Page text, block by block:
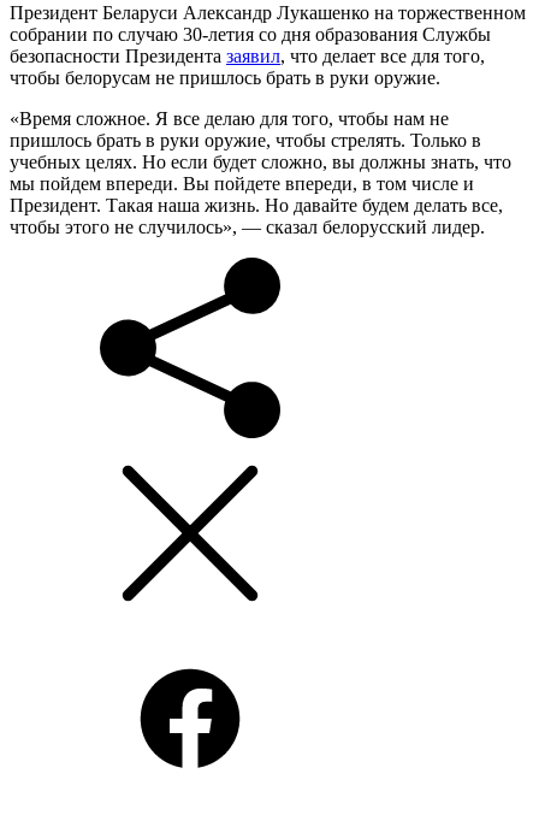
Президент Беларуси Александр Лукашенко на торжественном
собрании по случаю 30-летия со дня образования Службы
безопасности Президента заявил, что делает все для того,
чтобы белорусам не пришлось брать в руки оружие.
«Время сложное. Я все делаю для того, чтобы нам не
пришлось брать в руки оружие, чтобы стрелять. Только в
учебных целях. Но если будет сложно, вы должны знать, что
мы пойдем впереди. Вы пойдете впереди, в том числе и
Президент. Такая наша жизнь. Но давайте будем делать все,
чтобы этого не случилось», — сказал белорусский лидер.